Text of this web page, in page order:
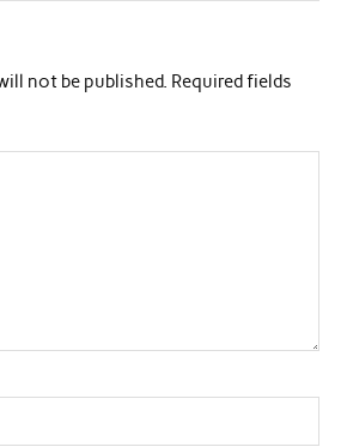
not be published. Required fields